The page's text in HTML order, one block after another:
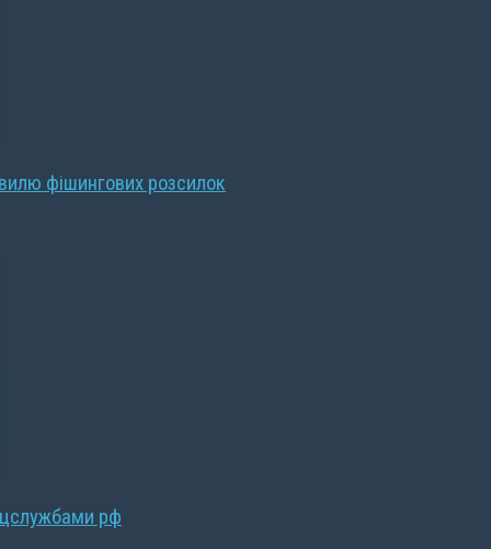
фішингових розсилок
рф